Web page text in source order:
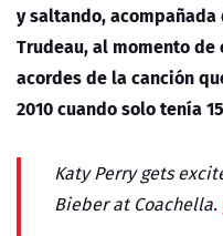
y saltando,
Trudeau, al momento
acordes de la canción
2010 cuando solo tenía
Katy Perry gets
Bieber at Coachella.